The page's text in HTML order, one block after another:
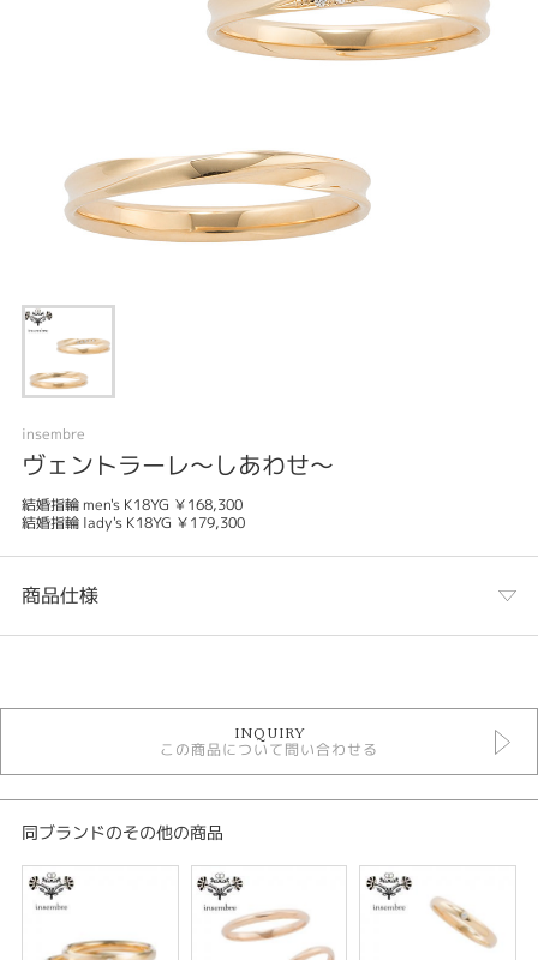
insembre
ヴェントラーレ～しあわせ～
結婚指輪 men's K18YG ￥168,300
結婚指輪 lady's K18YG ￥179,300
商品仕様
insembre
レディース
INQUIRY
この商品について問い合わせる
同ブランドのその他の商品